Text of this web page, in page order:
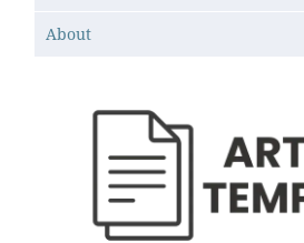
About